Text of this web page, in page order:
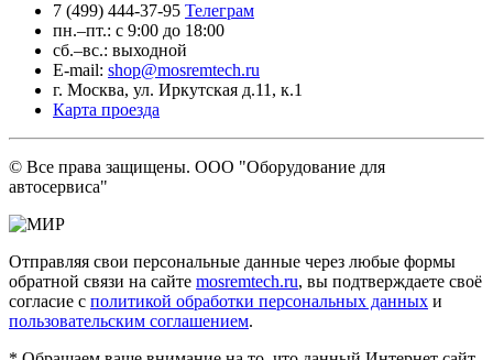
7 (499) 444-37-95 Телеграм
пн.–пт.: с 9:00 до 18:00
сб.–вс.: выходной
E-mail: shop@mosremtech.ru
г. Москва, ул. Иркутская д.11, к.1
Карта проезда
© Все права защищены. ООО "Оборудование для
автосервиса"
Отправляя свои персональные данные через любые формы
обратной связи на сайте mosremtech.ru, вы подтверждаете своё
согласие с политикой обработки персональных данных и
пользовательским соглашением.